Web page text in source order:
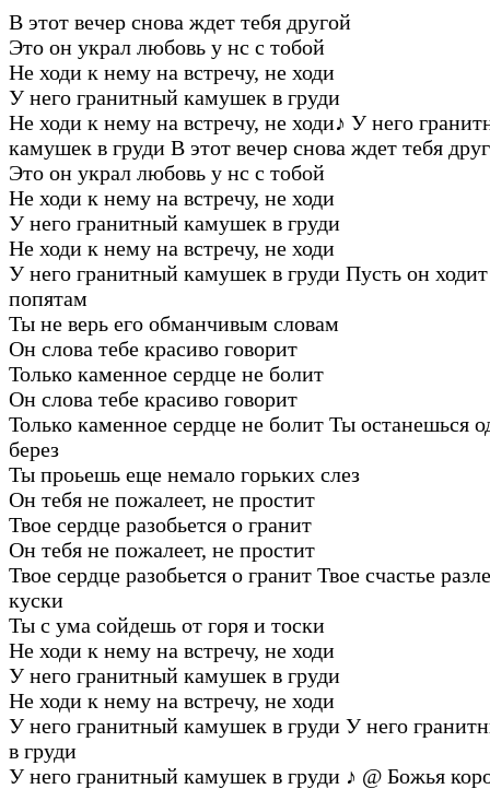
В этот вечер снова ждет тебя другой
Это он украл любовь у нс с тобой
Не ходи к нему на встречу, не ходи
У него гранитный камушек в груди
Не ходи к нему на встречу, не ходи♪ У него
камушек в груди В этот вечер снова ждет тебя
Это он украл любовь у нс с тобой
Не ходи к нему на встречу, не ходи
У него гранитный камушек в груди
Не ходи к нему на встречу, не ходи
У него гранитный камушек в груди Пусть он
попятам
Ты не верь его обманчивым словам
Он слова тебе красиво говорит
Только каменное сердце не болит
Он слова тебе красиво говорит
Только каменное сердце не болит Ты останешься
берез
Ты проьешь еще немало горьких слез
Он тебя не пожалеет, не простит
Твое сердце разобьется о гранит
Он тебя не пожалеет, не простит
Твое сердце разобьется о гранит Твое счастье
куски
Ты с ума сойдешь от горя и тоски
Не ходи к нему на встречу, не ходи
У него гранитный камушек в груди
Не ходи к нему на встречу, не ходи
У него гранитный камушек в груди У него
в груди
У него гранитный камушек в груди ♪ @ Божья